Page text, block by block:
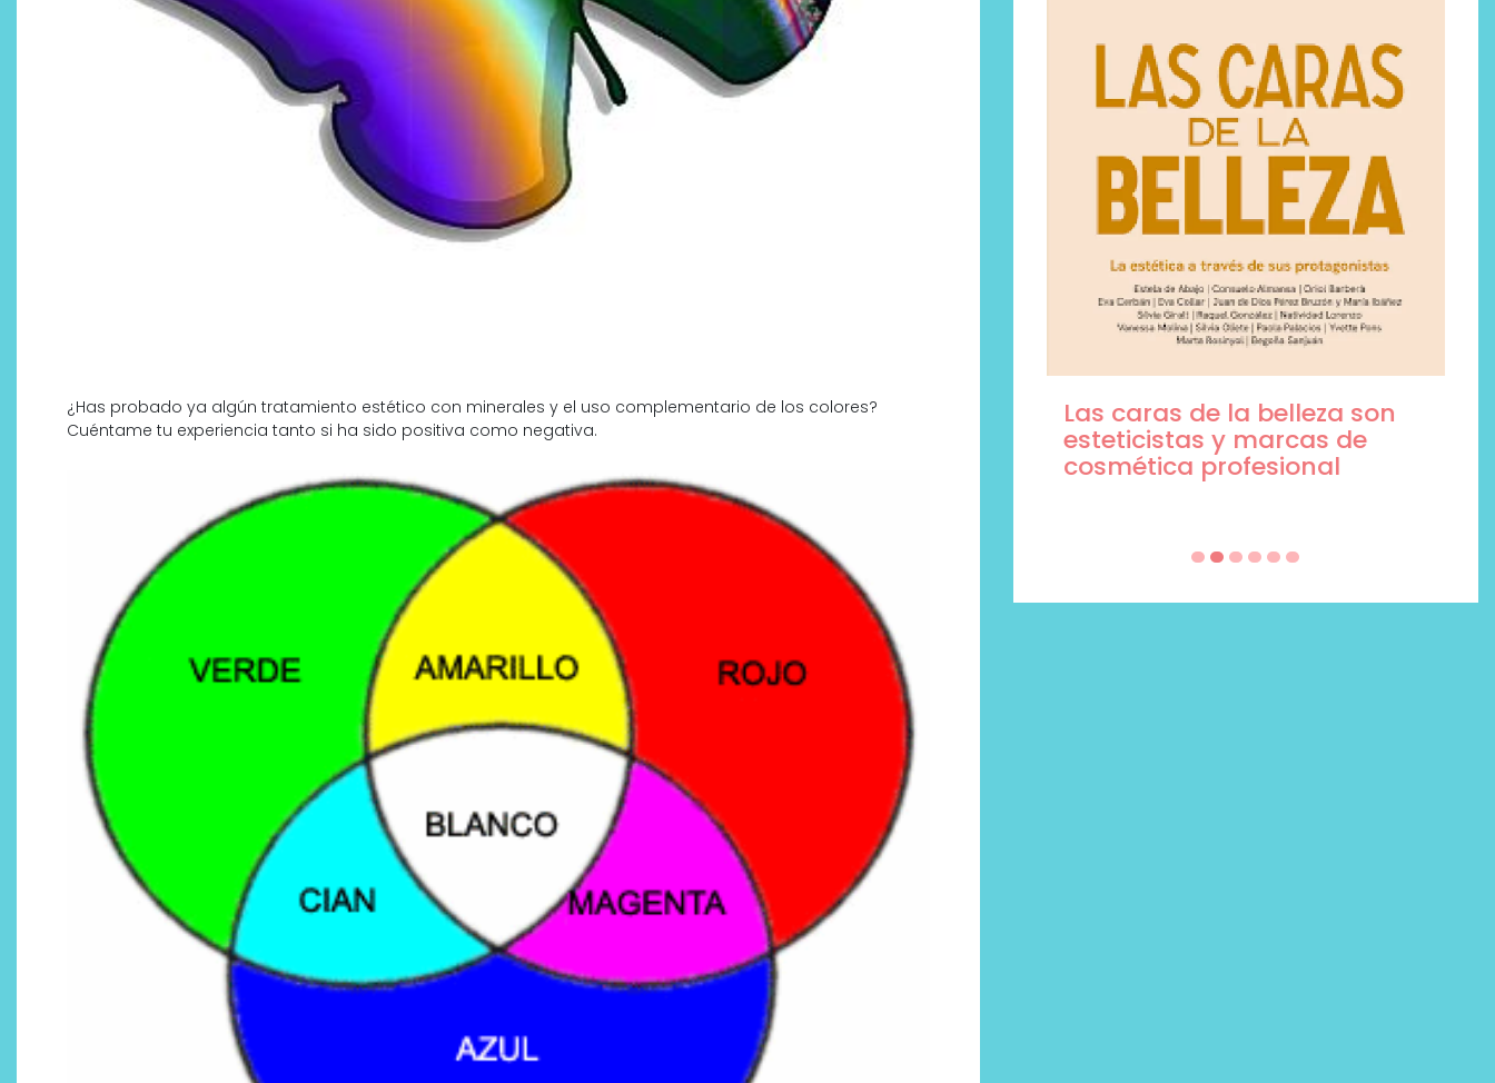
¿Has probado ya algún tratamiento estético con minerales y el uso complementario de los colores?
Cuéntame tu experiencia tanto si ha sido positiva como negativa.
¿Qué revelan las zapatillas
de Alexia Putellas para Nike
objeto-artista?
Labeau Organic continúa Las caras de la belleza son
esteticistas y marcas de
cosmética profesional